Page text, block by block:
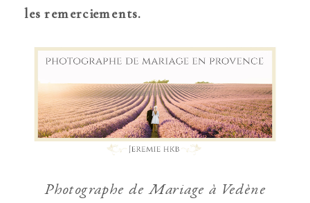
les remerciements.
Photographe de Mariage à Vedène